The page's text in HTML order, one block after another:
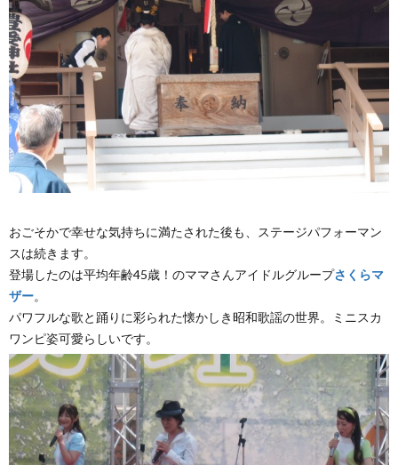
おごそかで幸せな気持ちに満たされた後も、ステージパフォーマン
スは続きます。
登場したのは平均年齢45歳！のママさんアイドルグループさくらマ
ザー。
パワフルな歌と踊りに彩られた懐かしき昭和歌謡の世界。ミニスカ
ワンピ姿可愛らしいです。